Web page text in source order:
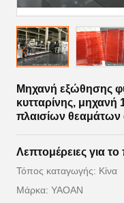
Μηχανή εξώθησης
κυτταρίνης,
πλαισίων θεαμάτων
Λεπτομέρειες για
Τόπος καταγωγής: Κίνα
Μάρκα: YAOAN